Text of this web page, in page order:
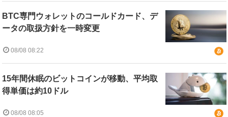
BTC専門ウォレットのコールドカード、デ
ータの取扱方針を一時変更
08/08 08:22
15年間休眠のビットコインが移動、平均取
得単価は約10ドル
08/08 08:05